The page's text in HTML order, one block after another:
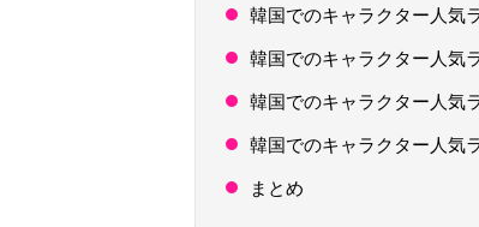
韓国でのキャラクター人
韓国でのキャラクター人
韓国でのキャラクター人
韓国でのキャラクター人
まとめ